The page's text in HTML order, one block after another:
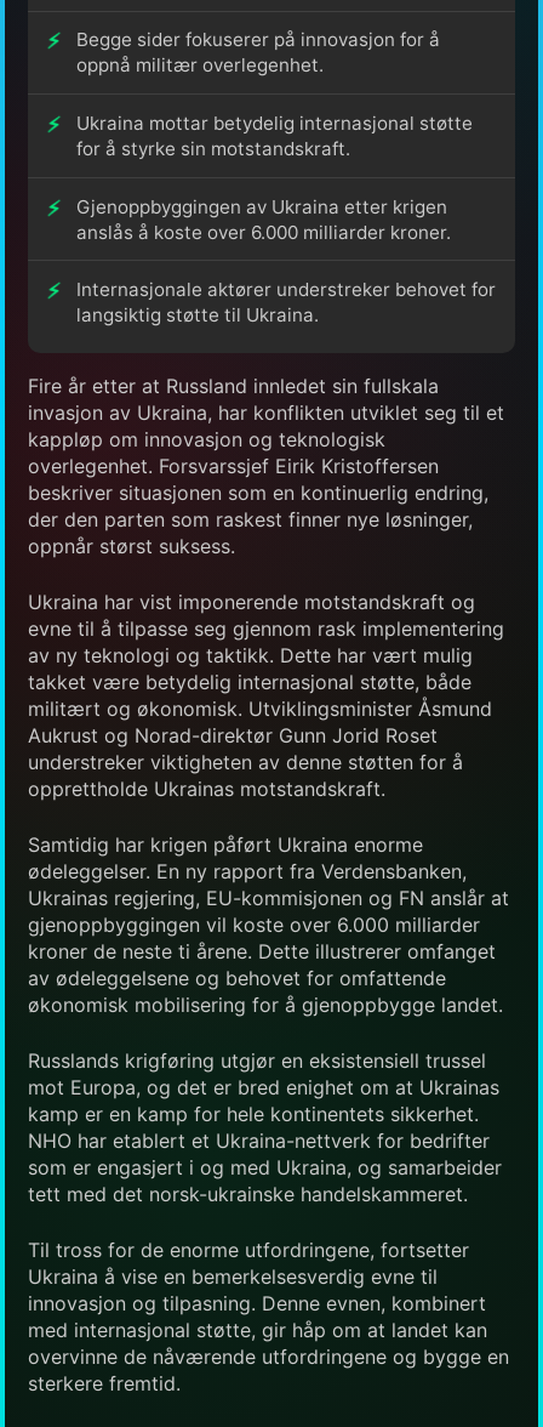
Begge sider fokuserer på innovasjon for å
oppnå militær overlegenhet.
Ukraina mottar betydelig internasjonal støtte
for å styrke sin motstandskraft.
Gjenoppbyggingen av Ukraina etter krigen
anslås å koste over 6.000 milliarder kroner.
Internasjonale aktører understreker behovet for
langsiktig støtte til Ukraina.
Fire år etter at Russland innledet sin fullskala
invasjon av Ukraina, har konflikten utviklet seg til et
kappløp om innovasjon og teknologisk
overlegenhet. Forsvarssjef Eirik Kristoffersen
beskriver situasjonen som en kontinuerlig endring,
der den parten som raskest finner nye løsninger,
oppnår størst suksess.
Ukraina har vist imponerende motstandskraft og
evne til å tilpasse seg gjennom rask implementering
av ny teknologi og taktikk. Dette har vært mulig
takket være betydelig internasjonal støtte, både
militært og økonomisk. Utviklingsminister Åsmund
Aukrust og Norad-direktør Gunn Jorid Roset
understreker viktigheten av denne støtten for å
opprettholde Ukrainas motstandskraft.
Samtidig har krigen påført Ukraina enorme
ødeleggelser. En ny rapport fra Verdensbanken,
Ukrainas regjering, EU-kommisjonen og FN anslår at
gjenoppbyggingen vil koste over 6.000 milliarder
kroner de neste ti årene. Dette illustrerer omfanget
av ødeleggelsene og behovet for omfattende
økonomisk mobilisering for å gjenoppbygge landet.
Russlands krigføring utgjør en eksistensiell trussel
mot Europa, og det er bred enighet om at Ukrainas
kamp er en kamp for hele kontinentets sikkerhet.
NHO har etablert et Ukraina-nettverk for bedrifter
som er engasjert i og med Ukraina, og samarbeider
tett med det norsk-ukrainske handelskammeret.
Til tross for de enorme utfordringene, fortsetter
Ukraina å vise en bemerkelsesverdig evne til
innovasjon og tilpasning. Denne evnen, kombinert
med internasjonal støtte, gir håp om at landet kan
overvinne de nåværende utfordringene og bygge en
sterkere fremtid.